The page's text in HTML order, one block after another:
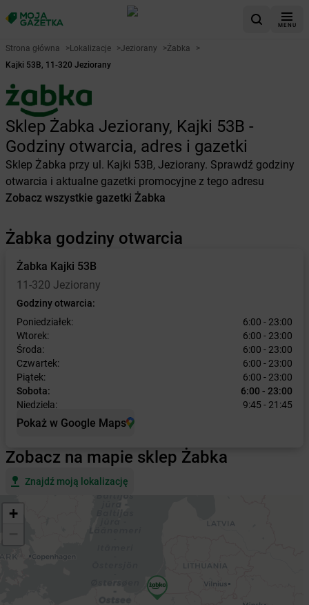
MENU
Strona główna >Lokalizacje >Jeziorany >Żabka
>
Kajki 53B, 11-320 Jeziorany
Sklep Żabka Jeziorany, Kajki 53B -
Godziny otwarcia, adres i gazetki
Sklep Żabka przy ul. Kajki 53B, Jeziorany. Sprawdź godziny
otwarcia i aktualne gazetki promocyjne z tego adresu
Zobacz wszystkie gazetki Żabka
Żabka godziny otwarcia
Żabka Kajki 53B
11-320 Jeziorany
Godziny otwarcia:
Poniedziałek:
6:00 - 23:00
Wtorek:
6:00 - 23:00
Środa:
6:00 - 23:00
Czwartek:
6:00 - 23:00
Piątek:
6:00 - 23:00
Sobota:
6:00 - 23:00
Niedziela:
9:45 - 21:45
Pokaż w Google Maps
Zobacz na mapie sklep Żabka
Znajdź moją lokalizację
+